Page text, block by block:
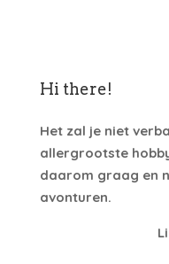
Hi there!
Het zal je niet
allergrootste
daarom graag en
avonturen.